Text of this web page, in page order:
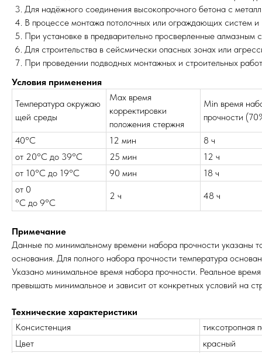
Для надёжного соединения высокопрочного бетона с
В процессе монтажа потолочных или ограждающих систем и
При установке в предварительно просверленные алмазным
Для строительства в сейсмически опасных зонах или
При проведении подводных монтажных и строительных
Условия применения
Температура окружаю
щей среды
Мах время
корректировки
положения стержня
Min время
прочности
40°С 12 мин
8 ч
от 20°С до 39°С
25 мин
12 ч
от 10°С до 19°С
90 мин
18 ч
от 0
°С до 9°С
2 ч 48 ч
Примечание
Данные по минимальному времени набора прочности указаны
основания. Для полного набора прочности температура
Указано минимальное время набора прочности. Реальное
превышать минимальное и зависит от конкретных условий на
Технические характеристики
Консистенция
тиксотропная
Цвет
красный